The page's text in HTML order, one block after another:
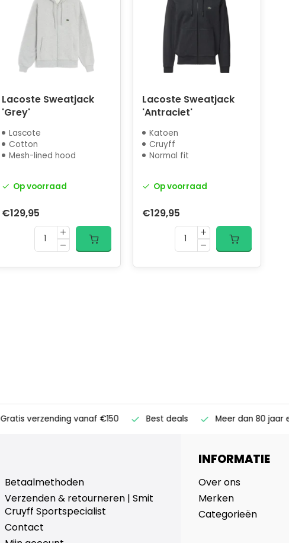
Lacoste Sweatjack
'Grey'
Lascote
Cotton
Mesh-lined hood
Op voorraad
€129,95
Lacoste Sweatjack
'Antraciet'
Katoen
Cruyff
Normal fit
Op voorraad
€129,95
Gratis verzending vanaf €150 Best deals Meer dan 80 jaar
Betaalmethoden
Verzenden & retourneren | Smit
Cruyff Sportspecialist
Contact
INFORMATIE
Over ons
Merken
Categorieën